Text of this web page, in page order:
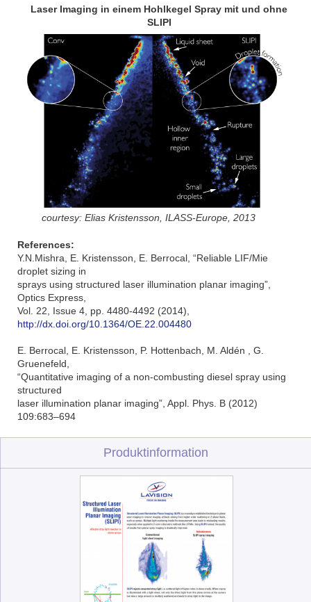
Laser Imaging in einem Hohlkegel Spray mit und ohne
SLIPI
courtesy: Elias Kristensson, ILASS-Europe, 2013
References:
Y.N.Mishra, E. Kristensson, E. Berrocal, “Reliable LIF/Mie
droplet sizing in
sprays using structured laser illumination planar imaging”,
Optics Express,
Vol. 22, Issue 4, pp. 4480-4492 (2014),
http://dx.doi.org/10.1364/OE.22.004480
E. Berrocal, E. Kristensson, P. Hottenbach, M. Aldén , G.
Gruenefeld,
“Quantitative imaging of a non-combusting diesel spray using
structured
laser illumination planar imaging”, Appl. Phys. B (2012)
109:683–694
Produktinformation